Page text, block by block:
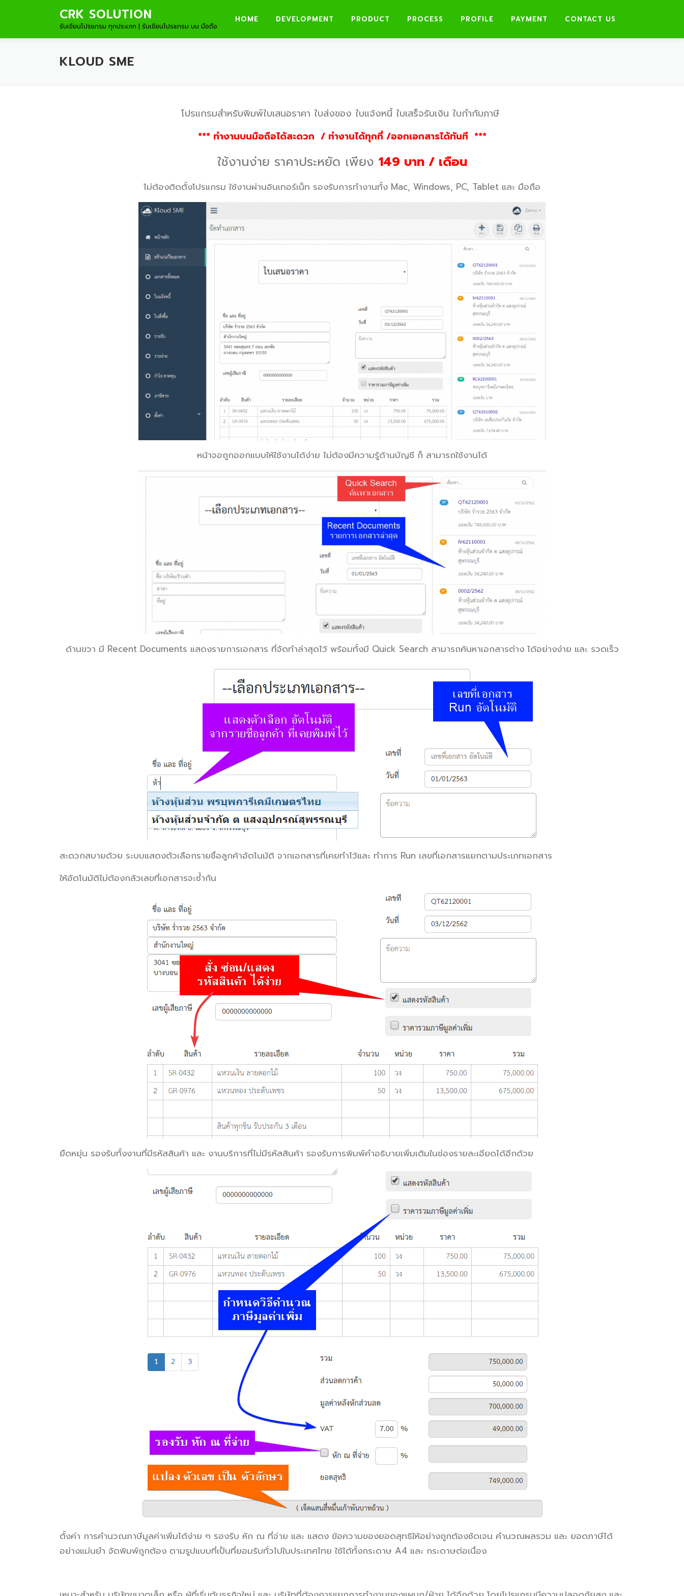
Skip to contentCRK SOLUTION
รับเขียนโปรแกรม ทุกประเภท | รับเขียนโปรแกรม บน มือถือ
HOME DEVELOPMENT PRODUCT PROCESS PROFILE PAYMENT CONTACT US
KLOUD SME
โปรแกรมสำหรับพิมพ์ใบเสนอราคา ใบส่งของ ใบแจ้งหนี้ ใบเสร็จรับเงิน ใบกำกับภาษี
*** ทำงานบนมือถือได้สะดวก / ทำงานได้ทุกที่ /ออกเอกสารได้ทันที ***
ใช้งานง่าย ราคาประหยัด เพียง 149 บาท / เดือน
ไม่ต้องติดตั้งโปรแกรม ใช้งานผ่านอินเทอร์เน็ท รองรับการทำงานทั้ง Mac, Windows, PC, Tablet และ มือถือ
หน้าจอถูกออกแบบให้ใช้งานได้ง่าย ไม่ต้องมีความรู้ด้านบัญชี ก็ สามารถใช้งานได้
ด้านขวา มี Recent Documents แสดงรายการเอกสาร ที่จัดทำล่าสุดไว้ พร้อมทั้งมี Quick Search สามารถค้นหาเอกสารต่าง ได้อย่างง่าย และ รวดเร็ว
สะดวกสบายด้วย ระบบแสดงตัวเลือกรายชื่อลูกค้าอัตโนมัติ จากเอกสารที่เคยทำไว้และ ทำการ Run เลขที่เอกสารแยกตามประเภทเอกสาร
ให้อัตโนมัติไม่ต้องกลัวเลขที่เอกสารจะซ้ำกัน
ยืดหยุ่น รองรับทั้งงานที่มีรหัสสินค้า และ งานบริการที่ไม่มีรหัสสินค้า รองรับการพิมพ์คำอธิบายเพิ่มเติมในช่องรายละเอียดได้อีกด้วย
ตั้งค่า การคำนวณภาษีมูลค่าเพิ่มได้ง่าย ๆ รองรับ หัก ณ ที่จ่าย และ แสดง ข้อความของยอดสุทธิให้อย่างถูกต้องชัดเจน คำนวณผลรวม และ ยอดภาษีได้
อย่างแม่นยำ จัดพิมพ์ถูกต้อง ตามรูปแบบที่เป็นที่ยอมรับทั่วไปในประเทศไทย ใช้ได้ทั้งกระดาษ A4 และ กระดาษต่อเนื่อง